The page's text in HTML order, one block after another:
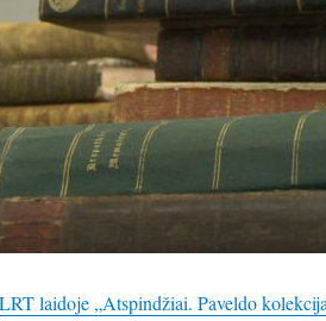
LRT laidoje „Atspindžiai. Paveldo